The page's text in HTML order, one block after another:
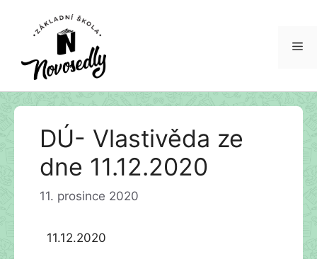
Přeskočit
DÚ- Vlastivěda ze
dne 11.12.2020
11. prosince 2020
11.12.2020